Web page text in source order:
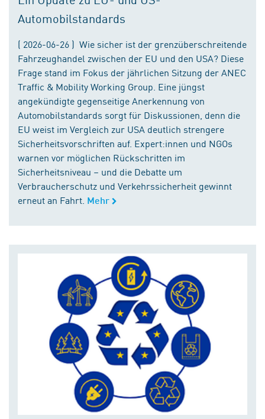
Automobilstandards
( 2026-06-26 ) Wie sicher ist der grenzüberschreitende
Fahrzeughandel zwischen der EU und den USA? Diese
Frage stand im Fokus der jährlichen Sitzung der ANEC
Traffic & Mobility Working Group. Eine jüngst
angekündigte gegenseitige Anerkennung von
Automobilstandards sorgt für Diskussionen, denn die
EU weist im Vergleich zur USA deutlich strengere
Sicherheitsvorschriften auf. Expert:innen und NGOs
warnen vor möglichen Rückschritten im
Sicherheitsniveau – und die Debatte um
Verbraucherschutz und Verkehrssicherheit gewinnt
erneut an Fahrt. Mehr